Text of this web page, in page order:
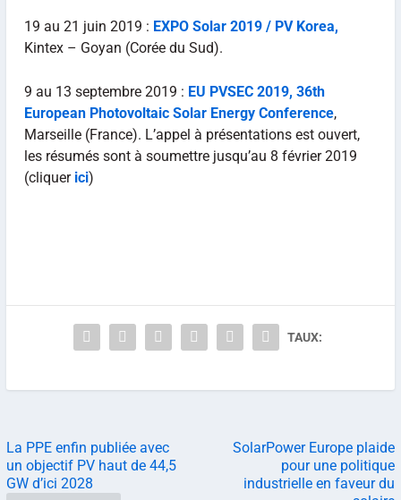
19 au 21 juin 2019 : EXPO Solar 2019 / PV Korea,
Kintex – Goyan (Corée du Sud).
9 au 13 septembre 2019 : EU PVSEC 2019, 36th
European Photovoltaic Solar Energy Conference,
Marseille (France). L’appel à présentations est ouvert,
les résumés sont à soumettre jusqu’au 8 février 2019
(cliquer ici)
TAUX:
La PPE enfin publiée avec
un objectif PV haut de 44,5
GW d’ici 2028
SolarPower Europe plaide
pour une politique
industrielle en faveur du